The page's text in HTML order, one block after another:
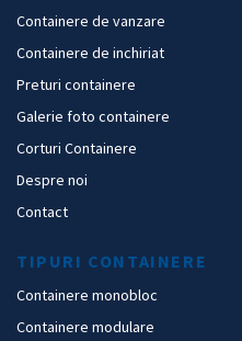
Containere de vanzare
Containere de inchiriat
Preturi containere
Galerie foto containere
Corturi Containere
Despre noi
Contact
TIPURI CONTAINERE
Containere monobloc
Containere modulare